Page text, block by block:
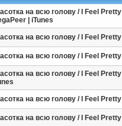
на всю голову / I Feel
| iTunes
на всю голову / I Feel
на всю голову / I Feel
на всю голову / I Feel
на всю голову / I Feel
на всю голову / I Feel